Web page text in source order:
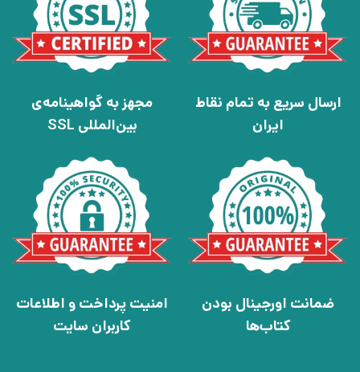
ارسال سریع به تمام نقاط
ایران
مجهز به گواهینامه‌ی
بین‌المللی SSL
ضمانت اورجینال بودن
کتاب‌ها
امنیت پرداخت و اطلاعات
کاربران سایت